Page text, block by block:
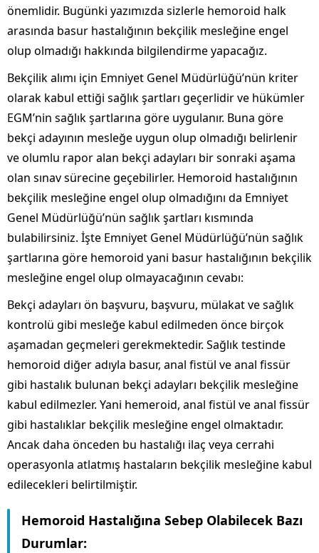
önemlidir. Bugünki yazımızda sizlerle hemoroid halk
arasında basur hastalığının bekçilik mesleğine engel
olup olmadığı hakkında bilgilendirme yapacağız.
Bekçilik alımı için Emniyet Genel Müdürlüğü’nün kriter
olarak kabul ettiği sağlık şartları geçerlidir ve hükümler
EGM’nin sağlık şartlarına göre uygulanır. Buna göre
bekçi adayının mesleğe uygun olup olmadığı belirlenir
ve olumlu rapor alan bekçi adayları bir sonraki aşama
olan sınav sürecine geçebilirler. Hemoroid hastalığının
bekçilik mesleğine engel olup olmadığını da Emniyet
Genel Müdürlüğü’nün sağlık şartları kısmında
bulabilirsiniz. İşte Emniyet Genel Müdürlüğü’nün sağlık
şartlarına göre hemoroid yani basur hastalığının bekçilik
mesleğine engel olup olmayacağının cevabı:
Bekçi adayları ön başvuru, başvuru, mülakat ve sağlık
kontrolü gibi mesleğe kabul edilmeden önce birçok
aşamadan geçmeleri gerekmektedir. Sağlık testinde
hemoroid diğer adıyla basur, anal fistül ve anal fissür
gibi hastalık bulunan bekçi adayları bekçilik mesleğine
kabul edilmezler. Yani hemeroid, anal fistül ve anal fissür
gibi hastalıklar bekçilik mesleğine engel olmaktadır.
Ancak daha önceden bu hastalığı ilaç veya cerrahi
operasyonla atlatmış hastaların bekçilik mesleğine kabul
edilecekleri belirtilmiştir.
Hemoroid Hastalığına Sebep Olabilecek Bazı
Durumlar: